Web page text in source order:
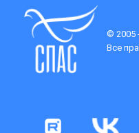
© 2005
Все